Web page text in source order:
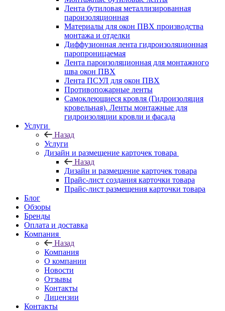
Лента бутиловая металлизированная
пароизоляционная
Материалы для окон ПВХ производства
монтажа и отделки
Диффузионная лента гидроизоляционная
паропроницаемая
Лента пароизоляционная для монтажного
шва окон ПВХ
Лента ПСУЛ для окон ПВХ
Противопожарные ленты
Самоклеющиеся кровля (Гидроизоляция
кровельная). Ленты монтажные для
гидроизоляции кровли и фасада
Услуги
Назад
Услуги
Дизайн и размещение карточек товара
Назад
Дизайн и размещение карточек товара
Прайс-лист создания карточки товара
Прайс-лист размещения карточки товара
Блог
Обзоры
Бренды
Оплата и доставка
Компания
Назад
Компания
О компании
Новости
Отзывы
Контакты
Лицензии
Контакты